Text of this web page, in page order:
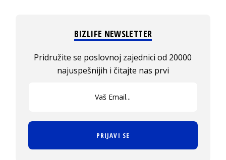
BIZLIFE NEWSLETTER
Pridružite se poslovnoj zajednici od 20000
najuspešnijih i čitajte nas prvi
PRIJAVI SE